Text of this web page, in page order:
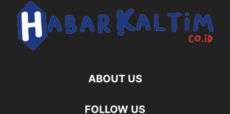
ABOUT US
FOLLOW US